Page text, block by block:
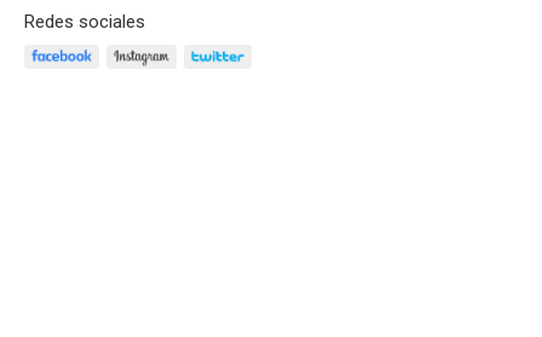
Redes sociales